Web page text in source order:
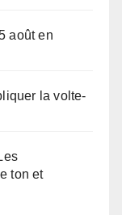
août en
la volte-
ton et